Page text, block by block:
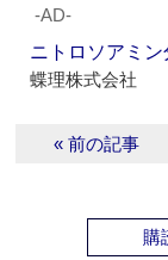
‐AD‐
ニトロソアミ
蝶理株式会社
« 前の記事
購